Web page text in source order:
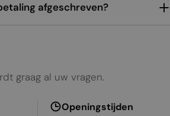
afgeschreven?
graag al uw vragen.
Openingstijden